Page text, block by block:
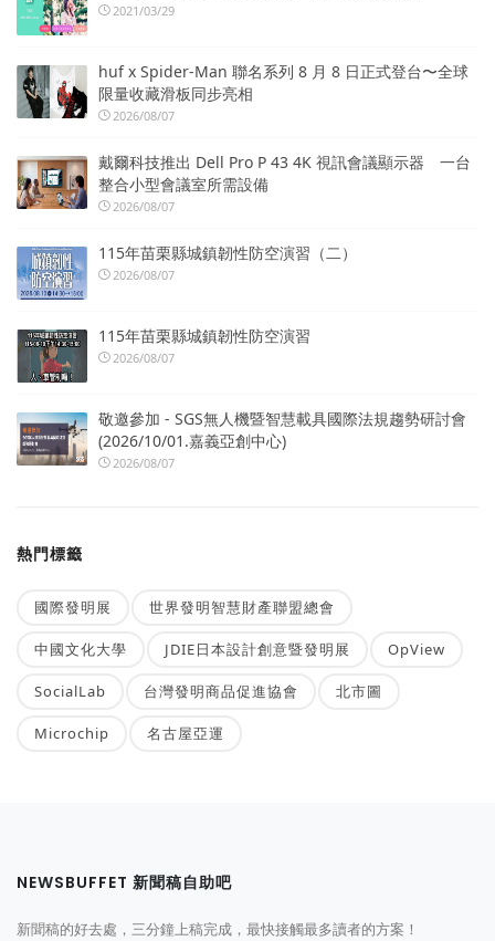
2021/03/29
huf x Spider-Man 聯名系列 8 月 8 日正式登台〜全球
限量收藏滑板同步亮相
2026/08/07
戴爾科技推出 Dell Pro P 43 4K 視訊會議顯示器 一台
整合小型會議室所需設備
2026/08/07
115年苗栗縣城鎮韌性防空演習（二）
2026/08/07
115年苗栗縣城鎮韌性防空演習
2026/08/07
敬邀參加 - SGS無人機暨智慧載具國際法規趨勢研討會
(2026/10/01.嘉義亞創中心)
2026/08/07
熱門標籤
國際發明展 世界發明智慧財產聯盟總會
中國文化大學 JDIE日本設計創意暨發明展 OpView
SocialLab 台灣發明商品促進協會 北市圖
Microchip 名古屋亞運
NEWSBUFFET 新聞稿自助吧
新聞稿的好去處，三分鐘上稿完成，最快接觸最多讀者的方案！